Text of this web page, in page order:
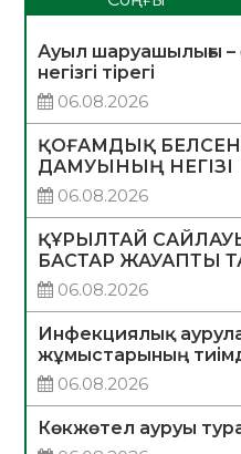
Ауыл шаруашылығы
негізгі тірегі
06.08.2026
ҚОҒАМДЫҚ
ДАМУЫНЫҢ НЕГІЗІ
06.08.2026
ҚҰРЫЛТАЙ
БАСТАР ЖАУАПТЫ
06.08.2026
Инфекциялық
жұмыстарының
06.08.2026
Көкжөтел ауруы